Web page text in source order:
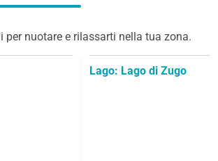
per nuotare e rilassarti nella tua zona.
Lago: Lago di Zugo